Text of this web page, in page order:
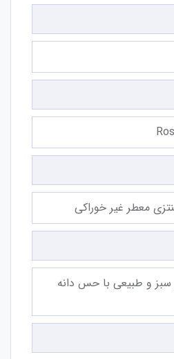
و طبیعی با حس دانه